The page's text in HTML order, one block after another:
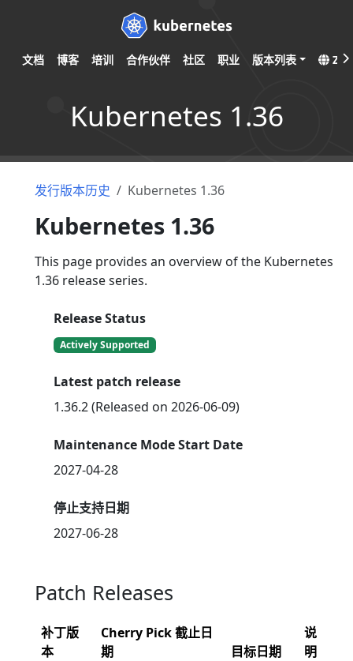
文档 博客 培训 合作伙伴 社区 职业 版本列表
Kubernetes 1.36
发行版本历史 Kubernetes 1.36
Kubernetes 1.36
This page provides an overview of the Kubernetes
1.36 release series.
Release Status
Actively Supported
Latest patch release
1.36.2 (Released on 2026-06-09)
Maintenance Mode Start Date
2027-04-28
停止支持日期
2027-06-28
Patch Releases
补丁版
本
Cherry Pick 截止日
期
目标日期
说
明